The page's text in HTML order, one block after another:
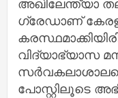
അഖിലേന്ത്യാ
ഗ്രേഡാണ്
വിദ്യാഭ്യാസ
പോസ്റ്റിലൂടെ